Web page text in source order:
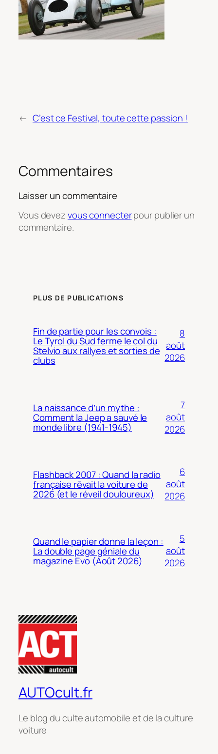
← C’est ce Festival, toute cette passion !
Commentaires
Laisser un commentaire
Vous devezvous connecterpour publier un
commentaire.
PLUS DE PUBLICATIONS
Fin de partie pour les convois :
Le Tyrol du Sud ferme le col du
Stelvio aux rallyes et sorties de
clubs
8
août
2026
La naissance d’un mythe :
Comment la Jeep a sauvé le
monde libre (1941-1945)
7
août
2026
Flashback 2007 : Quand la radio
française rêvait la voiture de
2026 (et le réveil douloureux)
6
août
2026
Quand le papier donne la leçon :
La double page géniale du
magazine Evo (Août 2026)
5
août
2026
AUTOcult.fr
Le blog du culte automobile et de la culture
voiture